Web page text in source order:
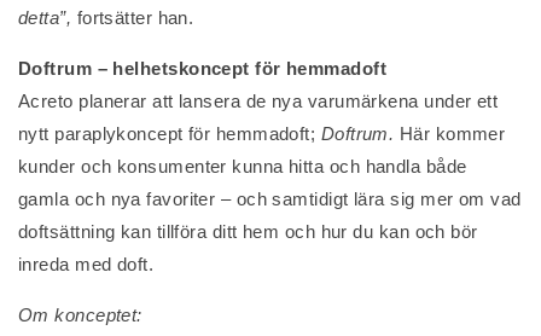
detta”, fortsätter han.
Doftrum – helhetskoncept för hemmadoft
Acreto planerar att lansera de nya varumärkena under ett
nytt paraplykoncept för hemmadoft; Doftrum. Här kommer
kunder och konsumenter kunna hitta och handla både
gamla och nya favoriter – och samtidigt lära sig mer om vad
doftsättning kan tillföra ditt hem och hur du kan och bör
inreda med doft.
Om konceptet: